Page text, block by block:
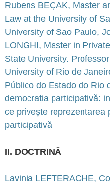
Rubens BEÇAK, Master
Law at the University of
University of Sao Paulo,
LONGHI, Master in
State University,
University of Rio de
Público do Estado do Rio
democrația participativă:
ce privește reprezentarea
participativă
II. DOCTRINĂ
Lavinia LEFTERACHE,